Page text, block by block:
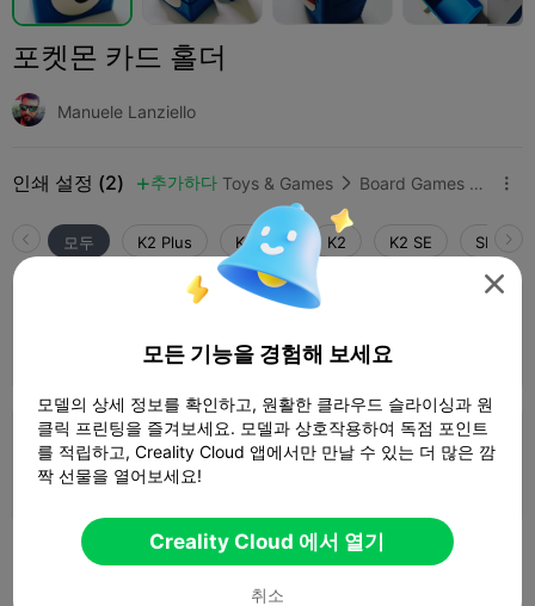
포켓몬 카드 홀더
Manuele Lanziello
인쇄 설정 (2)  추가하다 Toys & Games  Board Games & Card Games 
모두 K2 Plus K2 Pro K2 K2 SE
0.16mm layer, 3 walls, 10% infill
 04h 18m  4 플레이트
0.2mm layer, 2 walls, 15% infill

200 

모든 기능을 경험해 보세요
모델의 상세 정보를 확인하고, 원활한 클라우드 슬라이싱과 원
클릭 프린팅을 즐겨보세요. 모델과 상호작용하여 독점 포인트
를 적립하고, Creality Cloud 앱에서만 만날 수 있는 더 많은 깜
짝 선물을 열어보세요!
Creality Cloud 에서 열기
취소